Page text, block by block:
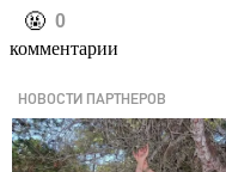
️🤬 0
комментарии